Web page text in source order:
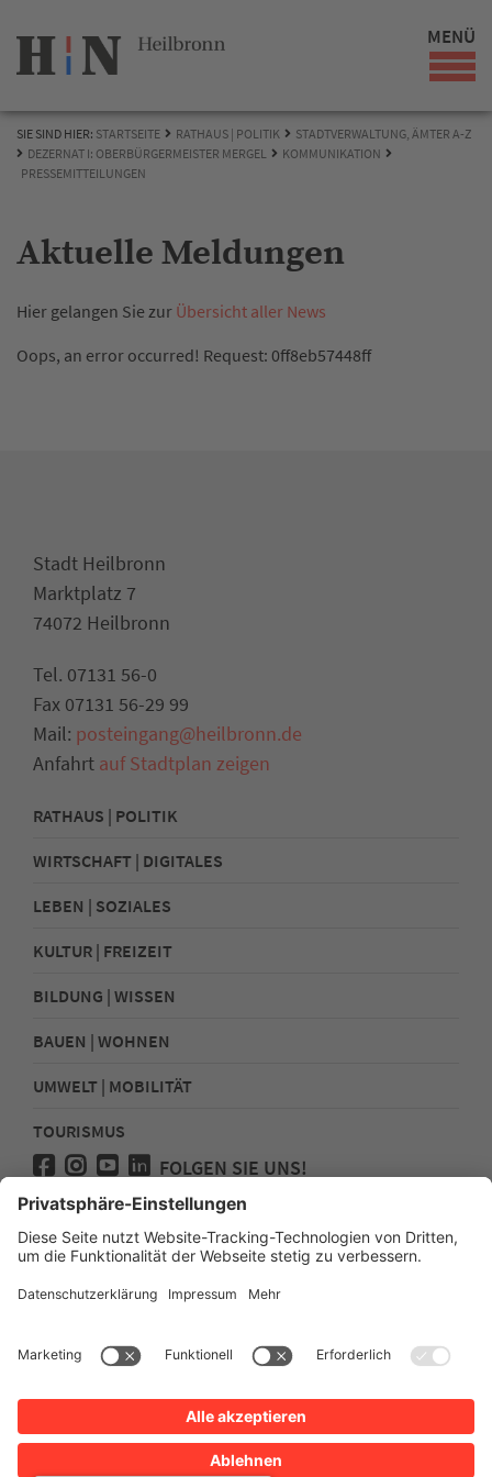
MENÜ
SIE SIND HIER: STARTSEITE RATHAUS | POLITIK
STADTVERWALTUNG, ÄMTER A-Z
DEZERNAT I: OBERBÜRGERMEISTER MERGEL
KOMMUNIKATION
PRESSEMITTEILUNGEN
Aktuelle Meldungen
Hier gelangen Sie zur Übersicht aller News
Oops, an error occurred! Request: 0ff8eb57448ff
Stadt Heilbronn
Marktplatz 7
74072 Heilbronn
Tel. 07131 56-0
Fax 07131 56-29 99
Mail: posteingang@heilbronn.de
Anfahrt auf Stadtplan zeigen
RATHAUS | POLITIK
WIRTSCHAFT | DIGITALES
LEBEN | SOZIALES
KULTUR | FREIZEIT
BILDUNG | WISSEN
BAUEN | WOHNEN
UMWELT | MOBILITÄT
TOURISMUS
FOLGEN SIE UNS!
Presse
Kontakt
Impressum
Sitemap